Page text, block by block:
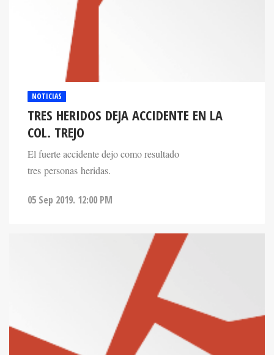
NOTICIAS
TRES HERIDOS DEJA ACCIDENTE EN LA
COL. TREJO
El fuerte accidente dejo como resultado
tres personas heridas.
05 Sep 2019. 12:00 PM